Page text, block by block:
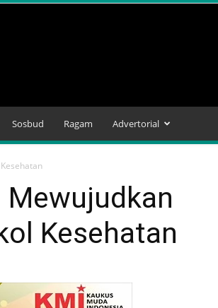
Sosbud Ragam Advertorial
Kesehatan